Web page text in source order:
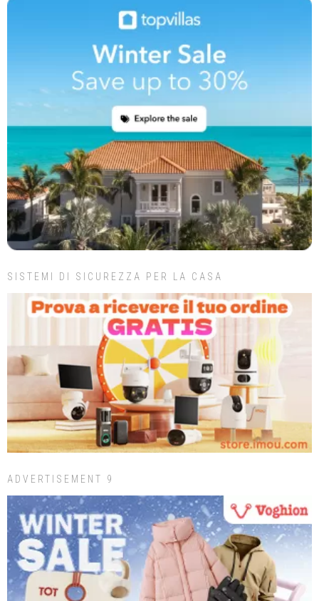
SISTEMI DI SICUREZZA PER LA CASA
ADVERTISEMENT 9